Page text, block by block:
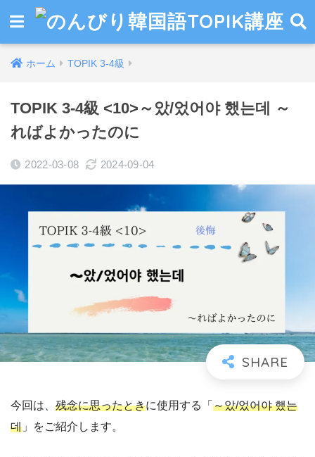
ホーム TOPIK 3-4級
TOPIK 3-4級 <10>～았/었어야 했는데 ～
ればよかったのに
2022-03-08 2024-09-04
今回は、 残念に思ったときに使用する「 ～았/었어야 했는
데 」をご紹介します。